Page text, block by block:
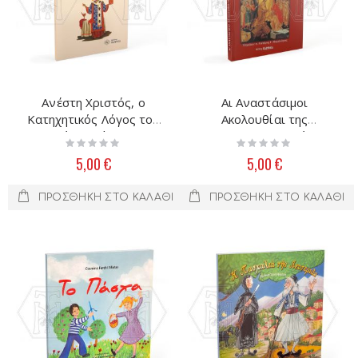
Ανέστη Χριστός, ο
Κατηχητικός Λόγος του
Αγίου Ιωάννου
Rating:
5,00 €
ΠΡΟΣΘΉΚΗ ΣΤΟ ΚΑΛΆΘΙ
Αι Αναστάσιμοι
Ακολουθίαι της
Κυριακής του Αγίου
Rating:
5,00 €
ΠΡΟΣΘΉΚΗ ΣΤΟ ΚΑΛΆΘΙ